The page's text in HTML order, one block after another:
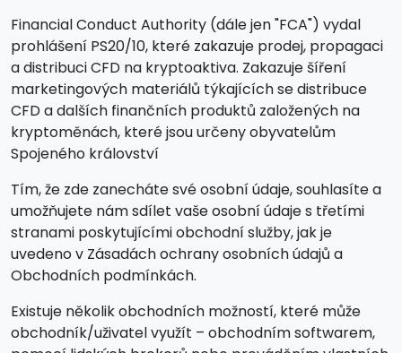
Financial Conduct Authority (dále jen "FCA") vydal
prohlášení PS20/10, které zakazuje prodej, propagaci
a distribuci CFD na kryptoaktiva. Zakazuje šíření
marketingových materiálů týkajících se distribuce
CFD a dalších finančních produktů založených na
kryptoměnách, které jsou určeny obyvatelům
Spojeného království
Tím, že zde zanecháte své osobní údaje, souhlasíte a
umožňujete nám sdílet vaše osobní údaje s třetími
stranami poskytujícími obchodní služby, jak je
uvedeno v Zásadách ochrany osobních údajů a
Obchodních podmínkách.
Existuje několik obchodních možností, které může
obchodník/uživatel využít – obchodním softwarem,